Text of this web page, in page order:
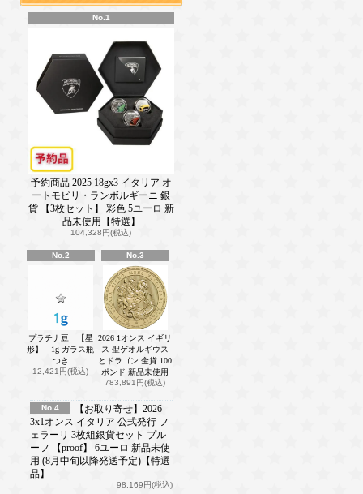
No.1
予約商品 2025 18gx3 イタリア オ
ートモビリ・ランボルギーニ 銀
貨 【3枚セット】 彩色 5ユーロ 新
品未使用【特選】
104,328円(税込)
No.2
プラチナ豆 【星
形】 1g ガラス瓶
つき
12,421円(税込)
No.3
2026 1オンス イギリ
ス 聖ゲオルギウス
とドラゴン 金貨 100
ポンド 新品未使用
783,891円(税込)
No.4
【お取り寄せ】2026
3x1オンス イタリア 公式発行 フ
ェラーリ 3枚組銀貨セット プル
ーフ 【proof】 6ユーロ 新品未使
用 (8月中旬以降発送予定)【特選
品】
98,169円(税込)